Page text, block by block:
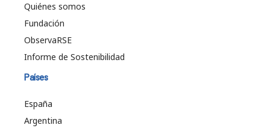
Quiénes somos
Fundación
ObservaRSE
Informe de Sostenibilidad
Países
España
Argentina